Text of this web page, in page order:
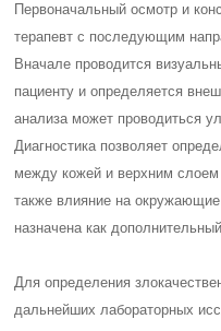
Первоначальный осмотр и
терапевт с последующим
Вначале проводится
пациенту и определяется
анализа может проводиться
Диагностика позволяет
между кожей и верхним
также влияние на
назначена как
Для определения
дальнейших лабораторных